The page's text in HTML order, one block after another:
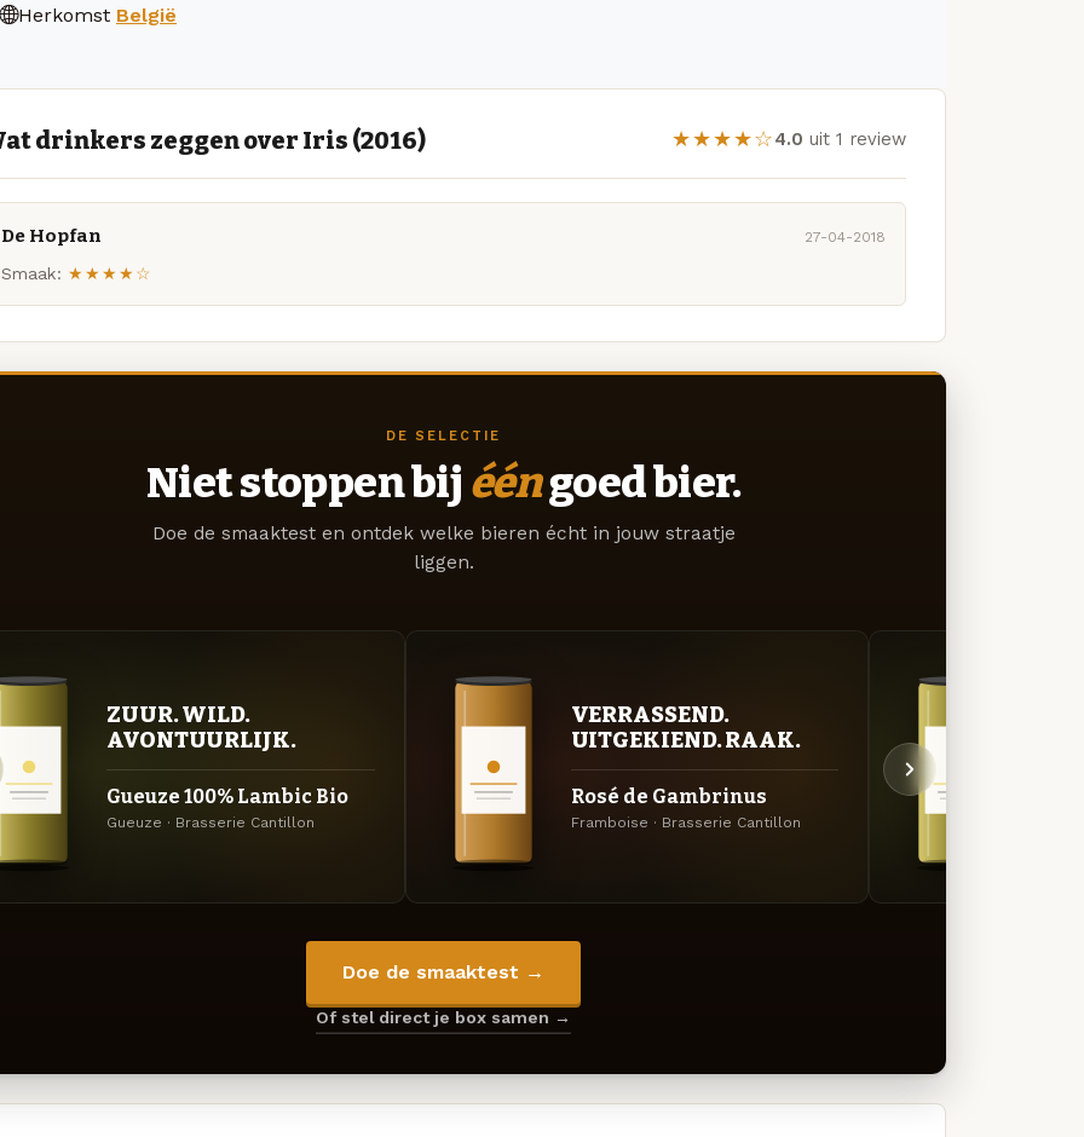
Herkomst België
drinkers zeggen over Iris (2016) ★★★★☆4.0 uit 1 review
De Hopfan 27-04-2018
Smaak: ★★★★☆
DE SELECTIE
Niet stoppen bij ééngoed bier.
Doe de smaaktest en ontdek welke bieren écht in jouw straatje
liggen.
ZUUR. WILD.
AVONTUURLIJK.
Gueuze 100% Lambic Bio
Gueuze · Brasserie Cantillon
VERRASSEND.
UITGEKIEND. RAAK.
Rosé de Gambrinus
Framboise · Brasserie Cantillon
Doe de smaaktest →
Of stel direct je box samen →